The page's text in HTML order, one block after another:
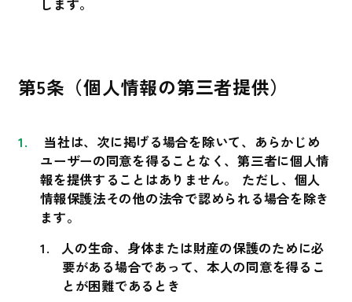
します。
第5条（個人情報の第三者提供）
当社は、次に掲げる場合を除いて、あらかじめ
ユーザーの同意を得ることなく、第三者に個人情
報を提供することはありません。 ただし、個人
情報保護法その他の法令で認められる場合を除き
ます。
人の生命、身体または財産の保護のために必
要がある場合であって、本人の同意を得るこ
とが困難であるとき